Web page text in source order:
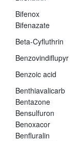
Bifenox
Bifenazate
Beta-Cyfluthrin
Benzovindiflupyr
Benzoic acid
Benthiavalicarb
Bentazone
Bensulfuron
Benoxacor
Benfluralin